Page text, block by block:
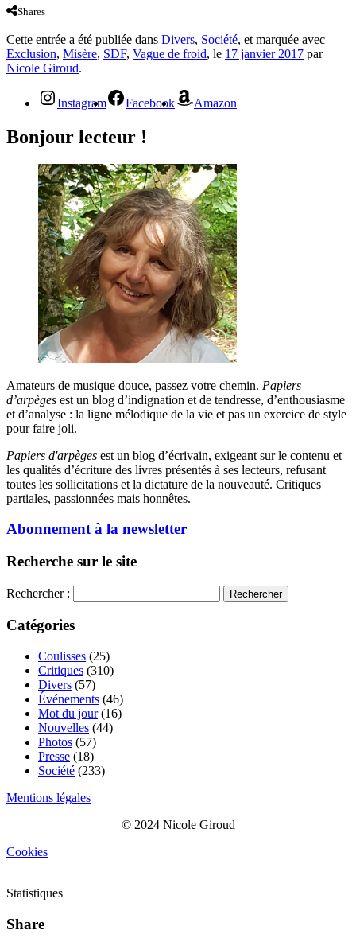
Shares
Cette entrée a été publiée dans Divers, Société, et marquée avec
Exclusion, Misère, SDF, Vague de froid, le 17 janvier 2017 par
Nicole Giroud.
Instagram Facebook Amazon
Bonjour lecteur !
Amateurs de musique douce, passez votre chemin. Papiers
d’arpèges est un blog d’indignation et de tendresse, d’enthousiasme
et d’analyse : la ligne mélodique de la vie et pas un exercice de style
pour faire joli.
Papiers d'arpèges est un blog d’écrivain, exigeant sur le contenu et
les qualités d’écriture des livres présentés à ses lecteurs, refusant
toutes les sollicitations et la dictature de la nouveauté. Critiques
partiales, passionnées mais honnêtes.
Abonnement à la newsletter
Recherche sur le site
Rechercher :
Catégories
Coulisses (25)
Critiques (310)
Divers (57)
Événements (46)
Mot du jour(16)
Nouvelles (44)
Photos (57)
Presse (18)
Société (233)
Mentions légales
© 2024 Nicole Giroud
Cookies
Statistiques
Share